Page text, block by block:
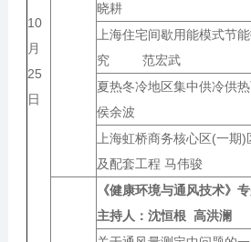
10
月
25
日
晓耕
上海住宅间歇用能模式节
究 范宏武
夏热冬冷地区集中供冷
侯余波
上海虹桥商务核心区(一期
及配套工程 马伟骏
《健康环境与通风技术》
主持人： 沈恒根 高洪澜